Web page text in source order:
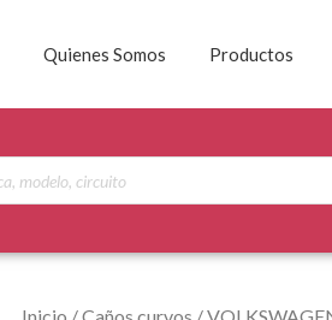
Quienes Somos Productos